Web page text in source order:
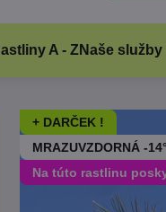
A - ZNaše služby
+ DARČEK !
MRAZUVZDORNÁ -
Na túto rastlinu